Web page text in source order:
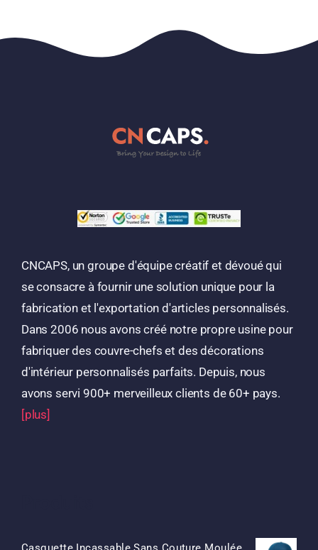
CNCAPS, un groupe d'équipe créatif et dévoué qui
se consacre à fournir une solution unique pour la
fabrication et l'exportation d'articles personnalisés.
Dans 2006 nous avons créé notre propre usine pour
fabriquer des couvre-chefs et des décorations
d'intérieur personnalisés parfaits. Depuis, nous
avons servi 900+ merveilleux clients de 60+ pays.
[plus]